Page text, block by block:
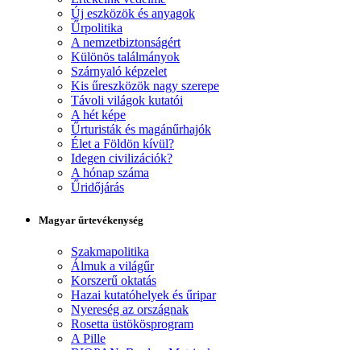
Új eszközök és anyagok
Űrpolitika
A nemzetbiztonságért
Különös találmányok
Szárnyaló képzelet
Kis űreszközök nagy szerepe
Távoli világok kutatói
A hét képe
Űrturisták és magánűrhajók
Élet a Földön kívül?
Idegen civilizációk?
A hónap száma
Űridőjárás
Magyar űrtevékenység
Szakmapolitika
Álmuk a világűr
Korszerű oktatás
Hazai kutatóhelyek és űripar
Nyereség az országnak
Rosetta üstökösprogram
A Pille